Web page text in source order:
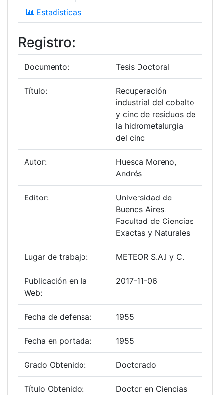
Estadísticas
Registro:
Documento: Tesis Doctoral
Título:
Recuperación
industrial del cobalto
y cinc de residuos de
la hidrometalurgia
del cinc
Autor:
Huesca Moreno,
Andrés
Editor:
Universidad de
Buenos Aires.
Facultad de Ciencias
Exactas y Naturales
Lugar de trabajo: METEOR S.A.I y C.
Publicación en la
Web:
2017-11-06
Fecha de defensa: 1955
Fecha en portada: 1955
Grado Obtenido: Doctorado
Título Obtenido:
Doctor en Ciencias